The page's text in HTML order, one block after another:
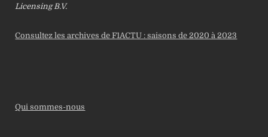
Licensing B.V.
Consultez les archives de F1ACTU : saisons de 2020 à 2023
Qui sommes-nous